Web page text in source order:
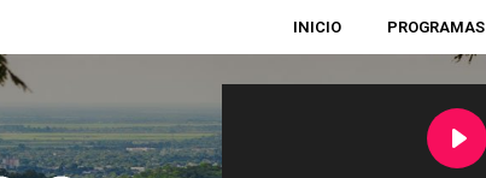
INICIO PROGRAMAS